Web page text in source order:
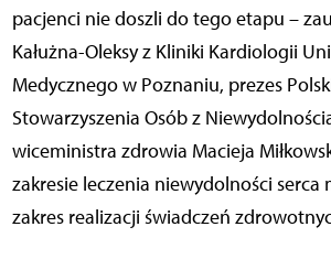
pacjenci nie doszli do tego etapu –
Kałużna-Oleksy z Kliniki Kardiologii
Medycznego w Poznaniu, prezes
Stowarzyszenia Osób z
wiceministra zdrowia Macieja
zakresie leczenia niewydolności serca
zakres realizacji świadczeń